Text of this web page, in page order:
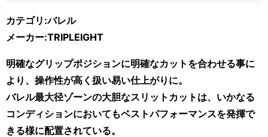
カテゴリ:バレル
メーカー:TRIPLEIGHT
明確なグリップポジションに明確なカットを合わせる事に
より、操作性が高く扱い易い仕上がりに。
バレル最大径ゾーンの大胆なスリットカットは、いかなる
コンディションにおいてもベストパフォーマンスを発揮で
きる様に配置されている。